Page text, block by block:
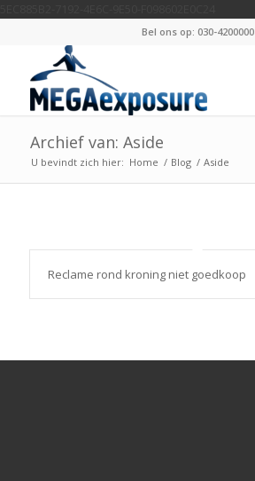
Bel ons op: 030-4200000
Archief van: Aside
U bevindt zich hier: Home / Blog / Aside
Reclame rond kroning niet goedkoop